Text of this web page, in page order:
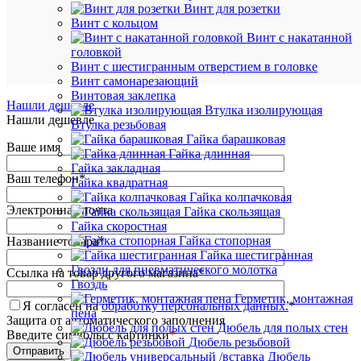
Винт для розетки
Винт с кольцом
Винт с накатанной
головкой
Винт с шестигранным отверстием в головке
Винт самонарезающий
Винтовая заклепка
Втулка изолирующая
Втулка резьбовая
Гайка барашковая
Гайка длинная
Гайка закладная
Гайка квадратная
Гайка колпачковая
Гайка скользящая
Гайка скоростная
Гайка стопорная
Гайка шестигранная
Гвозди для пневматического молотка
Гвоздь
Герметик, монтажная
пена
Дюбель для полых стен
Дюбель резьбовой
Дюбель
Нашли дешевле
Нашли дешевле
Ваше имя
Ваш телефон*
Электронная почта
Название товара*
Ссылка на товар другого магазина*
Я согласен наобработку персональных данных.*
Защита от автоматического заполнения
Введите символы с картинки*